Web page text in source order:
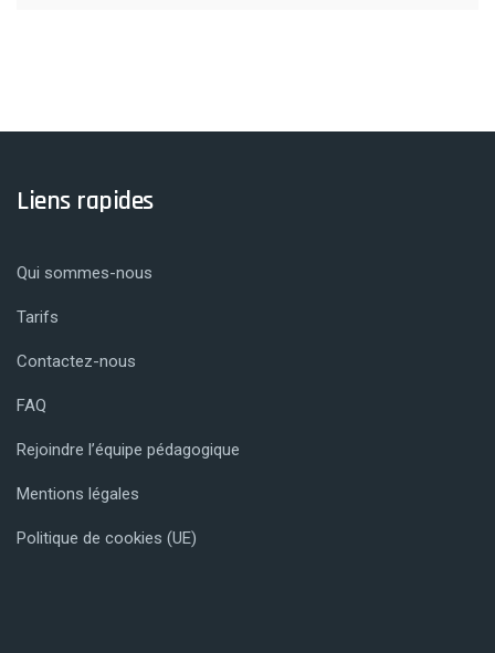
Liens rapides
Qui sommes-nous
Tarifs
Contactez-nous
FAQ
Rejoindre l’équipe pédagogique
Mentions légales
Politique de cookies (UE)